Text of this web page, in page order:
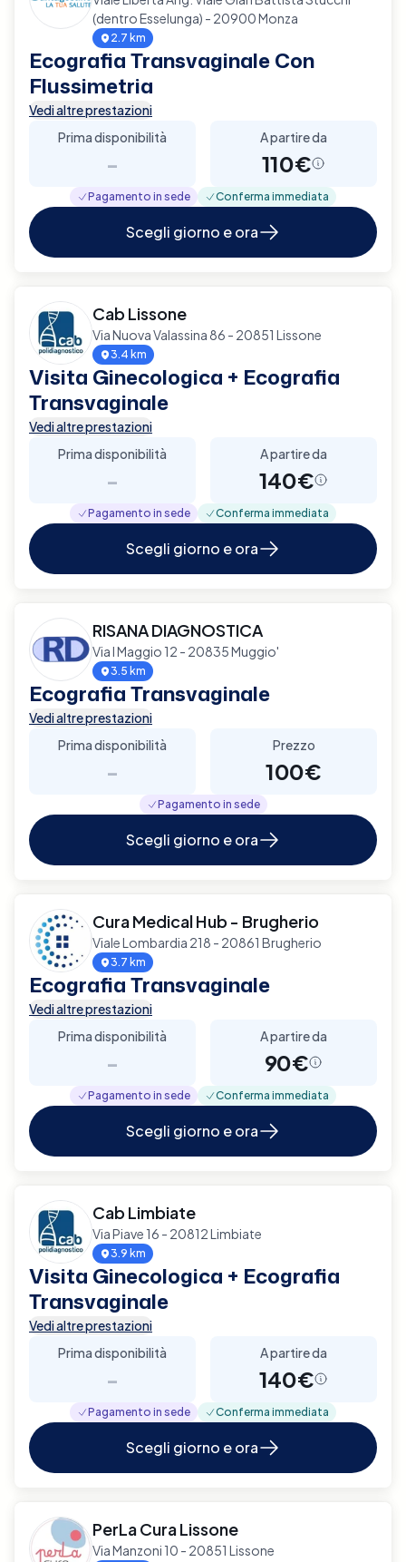
(dentro Esselunga) - 20900 Monza
2.7 km
Ecografia Transvaginale Con
Flussimetria
Vedi altre prestazioni
Prima disponibilità
-
A partire da
110€
Pagamento in sede Conferma immediata
Scegli giorno e ora
Cab Lissone
Via Nuova Valassina 86 - 20851 Lissone
3.4 km
Visita Ginecologica + Ecografia
Transvaginale
Vedi altre prestazioni
Prima disponibilità
-
A partire da
140€
Pagamento in sede Conferma immediata
Scegli giorno e ora
RISANA DIAGNOSTICA
Via I Maggio 12 - 20835 Muggio'
3.5 km
Ecografia Transvaginale
Vedi altre prestazioni
Prima disponibilità
-
Prezzo
100€
Pagamento in sede
Scegli giorno e ora
Cura Medical Hub - Brugherio
Viale Lombardia 218 - 20861 Brugherio
3.7 km
Ecografia Transvaginale
Vedi altre prestazioni
Prima disponibilità
-
A partire da
90€
Pagamento in sede Conferma immediata
Scegli giorno e ora
Cab Limbiate
Via Piave 16 - 20812 Limbiate
3.9 km
Visita Ginecologica + Ecografia
Transvaginale
Vedi altre prestazioni
Prima disponibilità
-
A partire da
140€
Pagamento in sede Conferma immediata
Scegli giorno e ora
PerLa Cura Lissone
Via Manzoni 10 - 20851 Lissone